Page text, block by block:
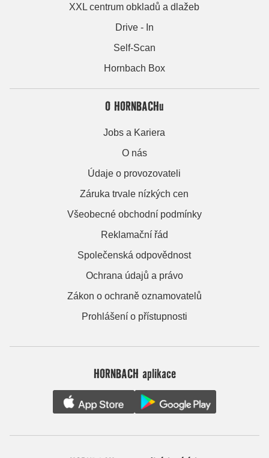
XXL centrum obkladů a dlažeb
Drive - In
Self-Scan
Hornbach Box
O HORNBACHu
Jobs a Kariera
O nás
Údaje o provozovateli
Záruka trvale nízkých cen
Všeobecné obchodní podmínky
Reklamační řád
Společenská odpovědnost
Ochrana údajů a právo
Zákon o ochraně oznamovatelů
Prohlášení o přístupnosti
HORNBACH aplikace